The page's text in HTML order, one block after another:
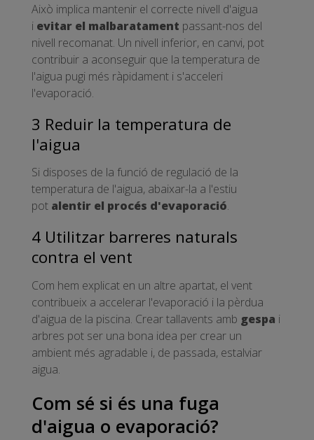
Això implica mantenir el correcte nivell d'aigua
i evitar el malbaratament passant-nos del
nivell recomanat. Un nivell inferior, en canvi, pot
contribuir a aconseguir que la temperatura de
l'aigua pugi més ràpidament i s'acceleri
l'evaporació.
3 Reduir la temperatura de
l'aigua
Si disposes de la funció de regulació de la
temperatura de l'aigua, abaixar-la a l'estiu
pot alentir el procés d'evaporació.
4 Utilitzar barreres naturals
contra el vent
Com hem explicat en un altre apartat, el vent
contribueix a accelerar l'evaporació i la pèrdua
d'aigua de la piscina. Crear tallavents amb gespa i
arbres pot ser una bona idea per crear un
ambient més agradable i, de passada, estalviar
aigua.
Com sé si és una fuga
d'aigua o evaporació?